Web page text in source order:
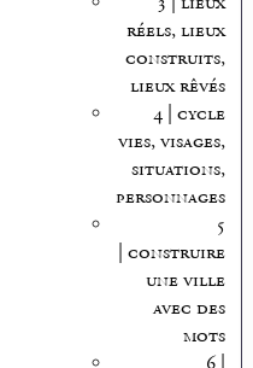
réels, lieux
construits,
lieux rêvés
4 | cycle
vies, visages,
situations,
personnages
5
| construire
une ville
avec des
mots